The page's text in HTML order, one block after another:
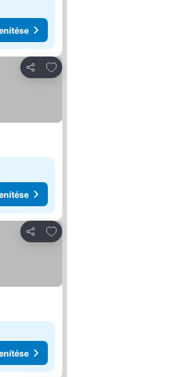
Megosztás
Hozzáadás a kedvencekhez
Megosztás
Hozzáadás a kedvencekhez